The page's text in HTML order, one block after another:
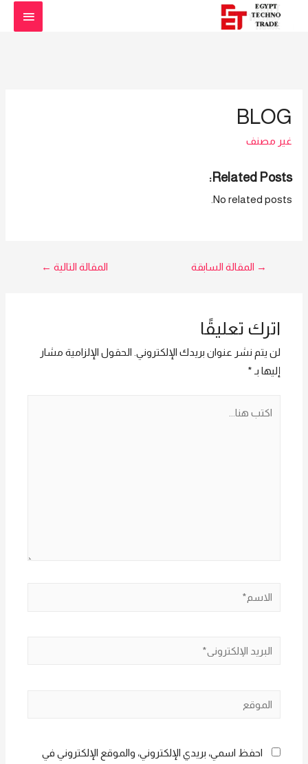
BLOG
غير مصنف
Related Posts:
No related posts.
تصفّح
→ المقالة السابقة المقالة التالية ←
اترك تعليقًا
لن يتم نشر عنوان بريدك الإلكتروني. الحقول الإلزامية مشار
إليها بـ *
الاسم*
البريد
الموقع
احفظ اسمي، بريدي الإلكتروني، والموقع الإلكتروني في